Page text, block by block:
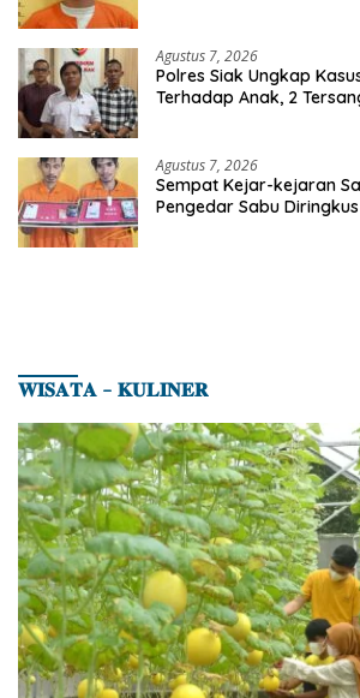
Agustus 7, 2026
Polres Siak Ungkap
Terhadap Anak, 2
Agustus 7, 2026
Sempat Kejar-kejaran
Pengedar Sabu
𝐖𝐈𝐒𝐀𝐓𝐀 – 𝐊𝐔𝐋𝐈𝐍𝐄𝐑